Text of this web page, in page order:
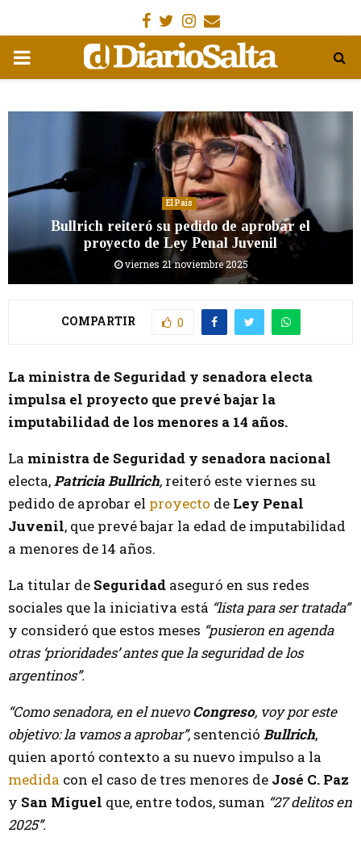
Facebook
Gorjeo
Instagram
Email
MENÚ
El País
Bullrich reiteró su pedido de aprobar el
proyecto de Ley Penal Juvenil
viernes 21 noviembre 2025
COMPARTIR 0
La ministra de Seguridad y senadora electa
impulsa el proyecto que prevé bajar la
imputabilidad de los menores a 14 años.
La ministra de Seguridad y senadora nacional
electa,Patricia Bullrich, reiteró este viernes su
pedido de aprobar el proyecto de Ley Penal
Juvenil, que prevé bajar la edad de imputabilidad
a menores de 14 años.
La titular de Seguridad aseguró en sus redes
sociales que la iniciativa está “lista para ser tratada”
y consideró que estos meses “pusieron en agenda
otras ‘prioridades’ antes que la seguridad de los
argentinos”.
“Como senadora, en el nuevoCongreso, voy por este
objetivo: la vamos a aprobar”, sentenció Bullrich,
quien aportó contexto a su nuevo impulso a la
medida con el caso de tres menores de José C. Paz
y San Miguel que, entre todos, suman “27 delitos en
2025”.